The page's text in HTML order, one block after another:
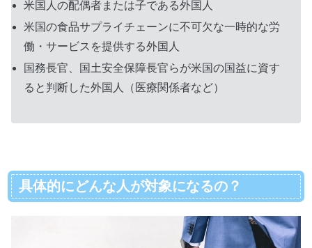
米国人の配偶者または子である外国人
米国の食品サプライチェーンに不可欠な一時的な労
働・サービスを提供する外国人
国務長官、国土安全保障長官らが米国の国益に資す
ると判断した外国人（医療関係者など）
具体的にどんな人が対象になるの？